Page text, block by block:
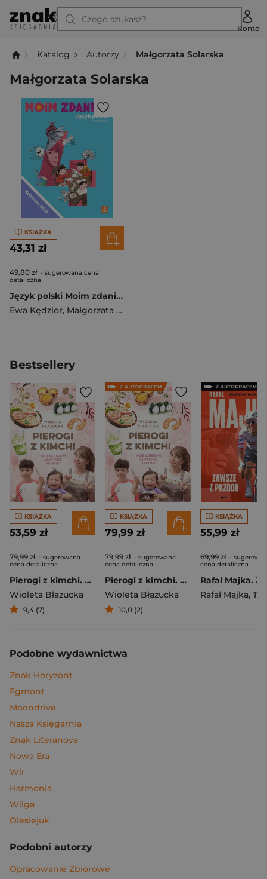
Czego szukasz?
Konto
Katalog Autorzy Małgorzata Solarska
Małgorzata Solarska
KSIĄŻKA
43,31 zł
49,80 zł - sugerowana cena
detaliczna
Język polski Moim zdaniem podręcznik dla klasy 4 szkoły podstawowej EDYCJA 2026
Ewa Kędzior, Małgorzata Solarska
Bestsellery
KSIĄŻKA
53,59 zł
79,99 zł - sugerowana
cena detaliczna
Pierogi z kimchi. Moje ulubione azjatyckie przepisy
Wioleta Błazucka
9,4 (7)
KSIĄŻKA
79,99 zł
79,99 zł - sugerowana
cena detaliczna
Pierogi z kimchi. Moje ulubione azjatyckie przepisy - książka z autografem
Wioleta Błazucka
10,0 (2)
KSIĄŻKA
55,99 zł
69,99 zł -
cena detaliczna
Rafał Majka,
Podobne wydawnictwa
Znak Horyzont
Egmont
Moondrive
Nasza Księgarnia
Znak Literanova
Nowa Era
Wir
Harmonia
Wilga
Olesiejuk
Podobni autorzy
Opracowanie Zbiorowe